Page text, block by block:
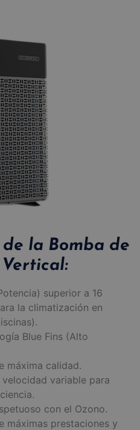
la Bomba de
superior a 16
la climatización en
Blue Fins (Alto
máxima calidad.
variable para
con el Ozono.
máximas prestaciones y